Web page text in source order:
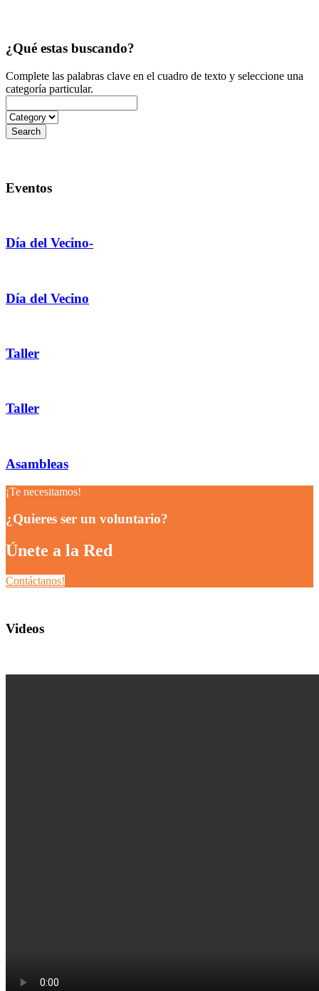
¿Qué estas buscando?
Complete las palabras clave en el cuadro de texto y seleccione una
categoría particular.
Eventos
Día del Vecino-
Día del Vecino
Taller
Taller
Asambleas
¡Te necesitamos!
¿Quieres ser un voluntario?
Únete a la Red
Contáctanos!
Videos